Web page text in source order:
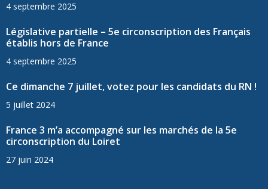
4 septembre 2025
Législative partielle – 5e circonscription des Français
établis hors de France
4 septembre 2025
Ce dimanche 7 juillet, votez pour les candidats du RN !
5 juillet 2024
France 3 m’a accompagné sur les marchés de la 5e
circonscription du Loiret
27 juin 2024